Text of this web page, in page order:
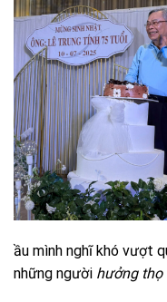
ầu mình nghĩ khó vượt
những người hưởng thọ